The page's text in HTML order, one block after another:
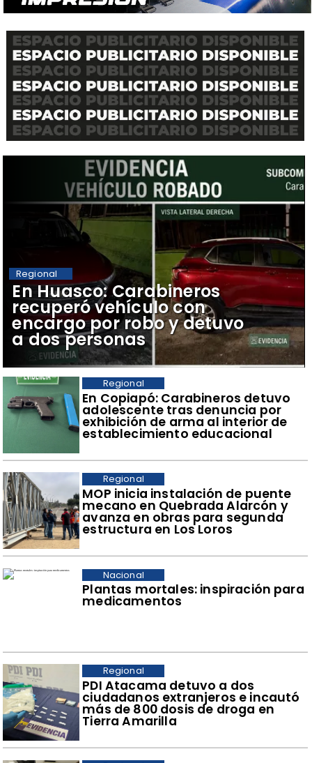
​En Copiapó: Carabineros detuvo
adolescente tras denuncia por
exhibición de arma al interior de
establecimiento educacional
Regional
​MOP inicia instalación de puente
mecano en Quebrada Alarcón y
avanza en obras para segunda
estructura en Los Loros
Regional
Plantas mortales: inspiración para
medicamentos
Nacional
​PDI Atacama detuvo a dos
ciudadanos extranjeros e incautó
más de 800 dosis de droga en
Tierra Amarilla
Regional
​En Huasco: Carabineros
recuperó vehículo con
encargo por robo y detuvo
a dos personas
Regional